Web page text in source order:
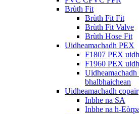
Brùth Fit
Brùth Fit Fit
Brùth Fit Valve
Brùth Hose Fit
Uidheamachadh PEX
F1807 PEX
F1960 PEX
bhalbhaichean
Uidheamachadh copair
Inbhe na SA
Inbhe na h-